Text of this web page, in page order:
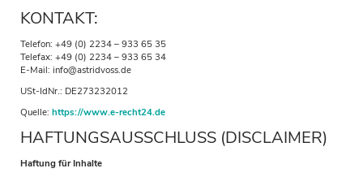
KONTAKT:
Telefon: +49 (0) 2234 – 933 65 35
Telefax: +49 (0) 2234 – 933 65 34
E-Mail: info@astridvoss.de
USt-IdNr.: DE273232012
Quelle: https://www.e-recht24.de
HAFTUNGSAUSSCHLUSS (DISCLAIMER)
Haftung für Inhalte